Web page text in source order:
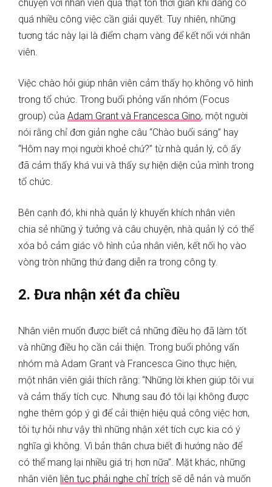
chuyện với nhân viên quả thật tốn thời gian khi đang có
quá nhiều công việc cần giải quyết. Tuy nhiên, những
tương tác này lại là điểm chạm vàng để kết nối với nhân
viên.
Việc chào hỏi giúp nhân viên cảm thấy họ không vô hình
trong tổ chức. Trong buổi phỏng vấn nhóm (Focus
group) của Adam Grant và Francesca Gino, một người
nói rằng chỉ đơn giản nghe câu “Chào buổi sáng” hay
“Hôm nay mọi người khoẻ chứ?” từ nhà quản lý, cô ấy
đã cảm thấy khá vui và thấy sự hiện diện của mình trong
tổ chức.
Bên cạnh đó, khi nhà quản lý khuyến khích nhân viên
chia sẻ những ý tưởng và câu chuyện, nhà quản lý có thể
xóa bỏ cảm giác vô hình của nhân viên, kết nối họ vào
vòng tròn những thứ đang diễn ra trong công ty.
2. Đưa nhận xét đa chiều
Nhân viên muốn được biết cả những điều họ đã làm tốt
và những điều họ cần cải thiện. Trong buổi phỏng vấn
nhóm mà Adam Grant và Francesca Gino thực hiện,
một nhân viên giải thích rằng: “Những lời khen giúp tôi vui
và cảm thấy tích cực. Nhưng sau đó tôi lại không được
nghe thêm góp ý gì để cải thiện hiệu quả công việc hơn,
tôi tự hỏi như vậy thì những nhận xét tích cực kia có ý
nghĩa gì không. Vì bản thân chưa biết đi hướng nào để
có thể mang lại nhiều giá trị hơn nữa”. Mặt khác, những
nhân viên liên tục phải nghe chỉ trích sẽ dễ nản và muốn